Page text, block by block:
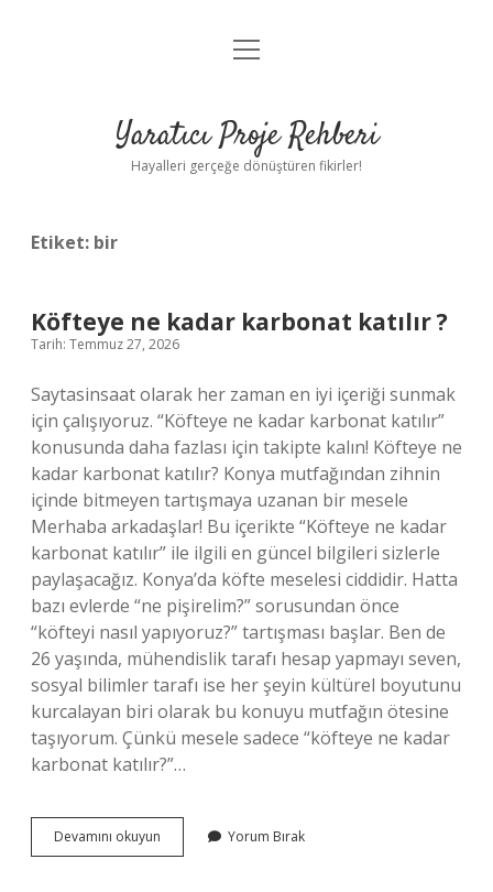
Anasayfa
Yasal Uyarı
menüyü
Yaratıcı Proje Rehberi
Hayalleri gerçeğe dönüştüren fikirler!
Etiket: bir
Köfteye ne kadar karbonat katılır ?
Tarih: Temmuz 27, 2026
Saytasinsaat olarak her zaman en iyi içeriği sunmak
için çalışıyoruz. “Köfteye ne kadar karbonat katılır”
konusunda daha fazlası için takipte kalın! Köfteye ne
kadar karbonat katılır? Konya mutfağından zihnin
içinde bitmeyen tartışmaya uzanan bir mesele
Merhaba arkadaşlar! Bu içerikte “Köfteye ne kadar
karbonat katılır” ile ilgili en güncel bilgileri sizlerle
paylaşacağız. Konya’da köfte meselesi ciddidir. Hatta
bazı evlerde “ne pişirelim?” sorusundan önce
“köfteyi nasıl yapıyoruz?” tartışması başlar. Ben de
26 yaşında, mühendislik tarafı hesap yapmayı seven,
sosyal bilimler tarafı ise her şeyin kültürel boyutunu
kurcalayan biri olarak bu konuyu mutfağın ötesine
taşıyorum. Çünkü mesele sadece “köfteye ne kadar
karbonat katılır?”…
Devamını okuyun
ne
Yorum Bırak